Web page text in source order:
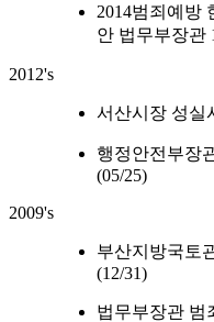
2014범죄예방
안 법무부장관
2012's
서산시장 성실
행정안전부장
(05/25)
2009's
부산지방국토
(12/31)
법무부장관 범